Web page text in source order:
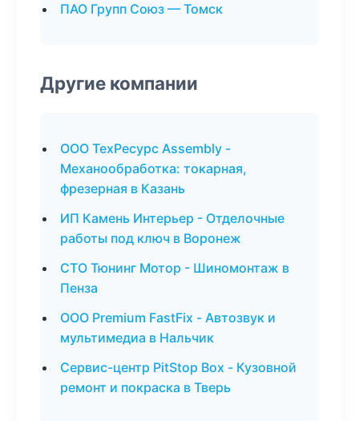
ПАО Групп Союз — Томск
Другие компании
ООО ТехРесурс Assembly -
Механообработка: токарная,
фрезерная в Казань
ИП Камень Интерьер - Отделочные
работы под ключ в Воронеж
СТО Тюнинг Мотор - Шиномонтаж в
Пенза
ООО Premium FastFix - Автозвук и
мультимедиа в Нальчик
Сервис-центр PitStop Box - Кузовной
ремонт и покраска в Тверь